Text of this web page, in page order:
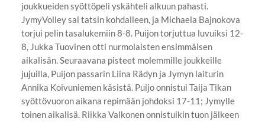
joukkueiden syöttöpeli yskähteli alkuun pahasti.
JymyVolley sai tatsin kohdalleen, ja Michaela Bajnokova
torjui pelin tasalukemiin 8-8. Puijon torjuttua luvuiksi 12-
8, Jukka Tuovinen otti nurmolaisten ensimmäisen
aikalisän. Seuraavana pisteet molemmille joukkeille
jujuilla, Puijon passarin Liina Rädyn ja Jymyn laiturin
Annika Koivuniemen käsistä. Puijo onnistui Taija Tikan
syöttövuoron aikana repimään johdoksi 17-11; Jymylle
toinen aikalisä. Riikka Valkonen onnistuikin tuon jälkeen